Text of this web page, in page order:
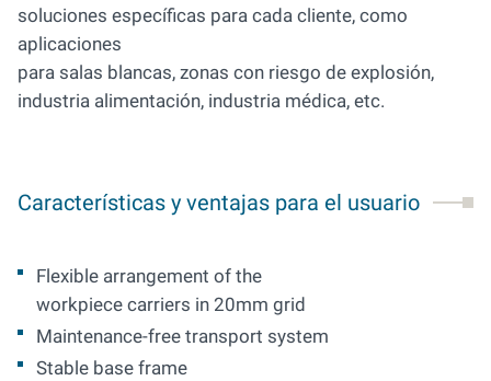
soluciones específicas para cada cliente, como
aplicaciones
para salas blancas, zonas con riesgo de explosión,
industria alimentación, industria médica, etc.
Características y ventajas para el usuario
Flexible arrangement of the
workpiece carriers in 20mm grid
Maintenance-free transport system
Stable base frame